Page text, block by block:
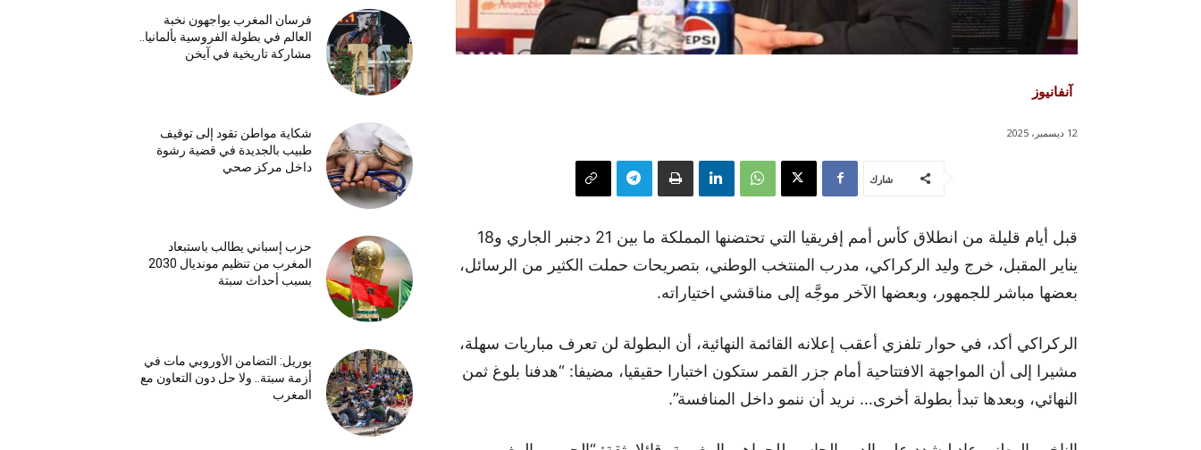
فرسان المغرب يواجهون نخبة
العالم في بطولة الفروسية بألمانيا..
مشاركة تاريخية في آيخن
شكاية مواطن تقود إلى توقيف
طبيب بالجديدة في قضية رشوة
داخل مركز صحي
حزب إسباني يطالب باستبعاد
المغرب من تنظيم مونديال 2030
بسبب أحداث سبتة
بوريل: التضامن الأوروبي مات في
أزمة سبتة.. ولا حل دون التعاون مع
المغرب
آنفانيوز
12 ديسمبر، 2025
شارك
قبل أيام قليلة من انطلاق كأس أمم إفريقيا التي تحتضنها المملكة ما بين 21 دجنبر الجاري و18
يناير المقبل، خرج وليد الركراكي، مدرب المنتخب الوطني، بتصريحات حملت الكثير من الرسائل،
بعضها مباشر للجمهور، وبعضها الآخر موجَّه إلى مناقشي اختياراته.
الركراكي أكد، في حوار تلفزي أعقب إعلانه القائمة النهائية، أن البطولة لن تعرف مباريات سهلة،
مشيرا إلى أن المواجهة الافتتاحية أمام جزر القمر ستكون اختبارا حقيقيا، مضيفا: “هدفنا بلوغ ثمن
النهائي، وبعدها تبدأ بطولة أخرى… نريد أن ننمو داخل المنافسة”.